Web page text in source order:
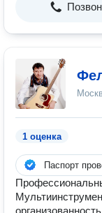
1 оценка
Паспорт